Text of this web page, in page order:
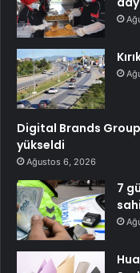
Digital Brands
yükseldi
Ağustos 6, 2026
7